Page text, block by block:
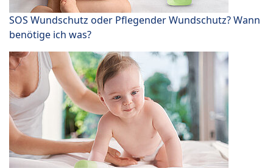
SOS Wundschutz oder Pflegender Wundschutz? Wann
benötige ich was?